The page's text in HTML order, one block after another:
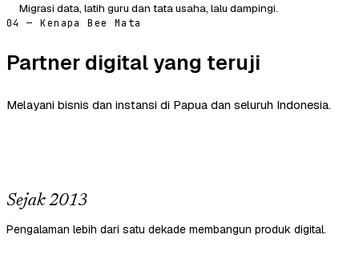
Migrasi data, latih guru dan tata usaha, lalu dampingi.
04 — Kenapa Bee Mata
Partner digital yang teruji
Melayani bisnis dan instansi di Papua dan seluruh Indonesia.
Sejak 2013
Pengalaman lebih dari satu dekade membangun produk digital.